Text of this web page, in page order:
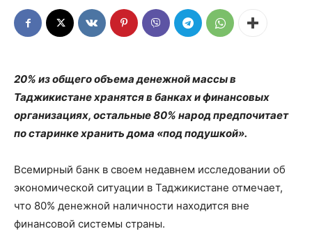
20% из общего объема денежной массы в
Таджикистане хранятся в банках и финансовых
организациях, остальные 80% народ предпочитает
по старинке хранить дома «под подушкой».
Всемирный банк в своем недавнем исследовании об
экономической ситуации в Таджикистане отмечает,
что 80% денежной наличности находится вне
финансовой системы страны.